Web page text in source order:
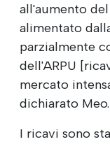
all'aumento
alimentato
parzialmente
dell'ARPU
mercato
dichiarato Meo.
I ricavi sono